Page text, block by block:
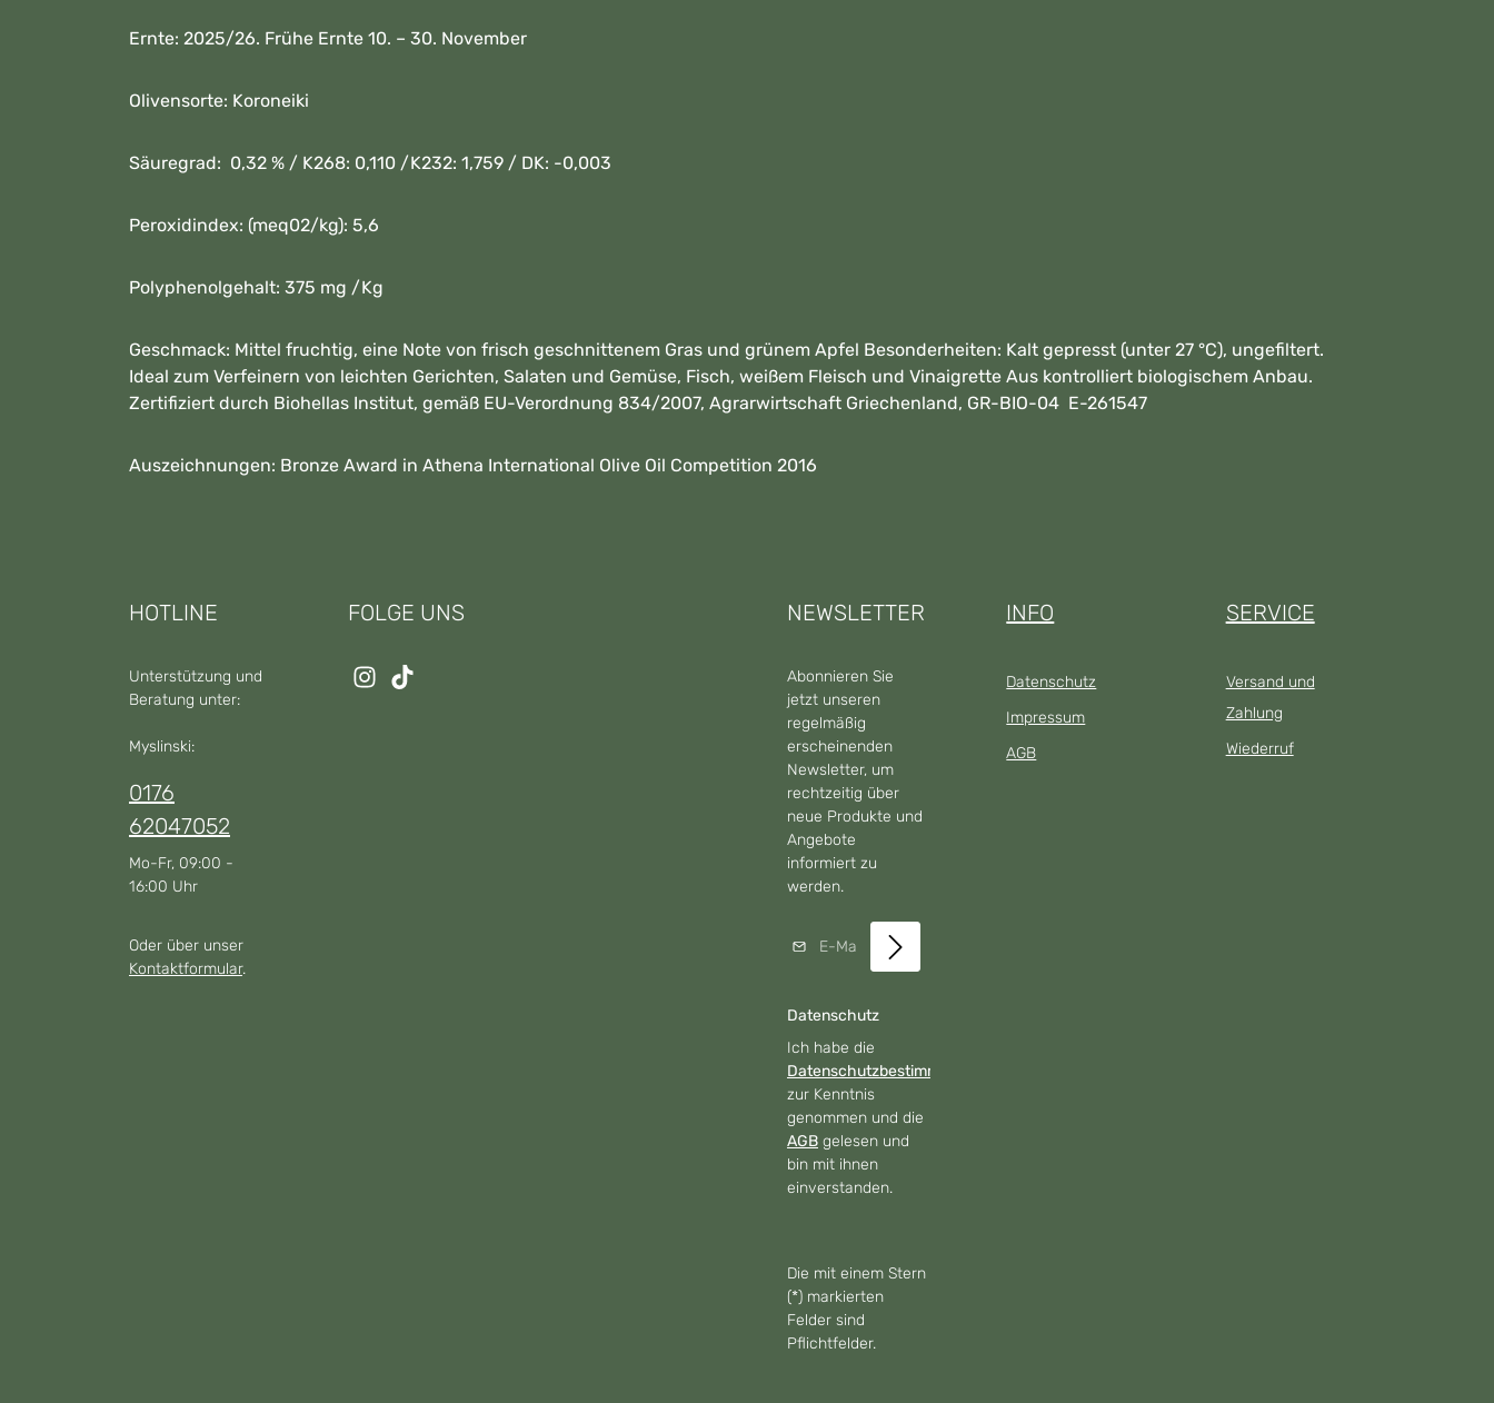
Ernte: 2025/26. Frühe Ernte 10. – 30. November
Olivensorte: Koroneiki
Säuregrad: 0,32 % / K268: 0,110 /K232: 1,759 / DK: -0,003
Peroxidindex: (meq02/kg): 5,6
Polyphenolgehalt: 375 mg /Kg
Geschmack: Mittel fruchtig, eine Note von frisch geschnittenem Gras und grünem Apfel Besonderheiten: Kalt gepresst (unter 27 °C), ungefiltert.
Ideal zum Verfeinern von leichten Gerichten, Salaten und Gemüse, Fisch, weißem Fleisch und Vinaigrette Aus kontrolliert biologischem Anbau.
Zertifiziert durch Biohellas Institut, gemäß EU-Verordnung 834/2007, Agrarwirtschaft Griechenland, GR-BIO-04 E-261547
Auszeichnungen: Bronze Award in Athena International Olive Oil Competition 2016
HOTLINE
Unterstützung und
Beratung unter:
Myslinski:
0176
62047052
Mo-Fr, 09:00 -
16:00 Uhr
Oder über unser
Kontaktformular.
FOLGE UNS NEWSLETTER
Abonnieren Sie
jetzt unseren
regelmäßig
erscheinenden
Newsletter, um
rechtzeitig über
neue Produkte und
Angebote
informiert zu
werden.
E-Mail-Adresse*
Datenschutz
Ich habe die
Datenschutzbestimmungen
zur Kenntnis
genommen und die
AGBgelesen und
bin mit ihnen
einverstanden.
Die mit einem Stern
(*) markierten
Felder sind
Pflichtfelder.
INFO
Datenschutz
Impressum
AGB
SERVICE
Versand und
Zahlung
Wiederruf